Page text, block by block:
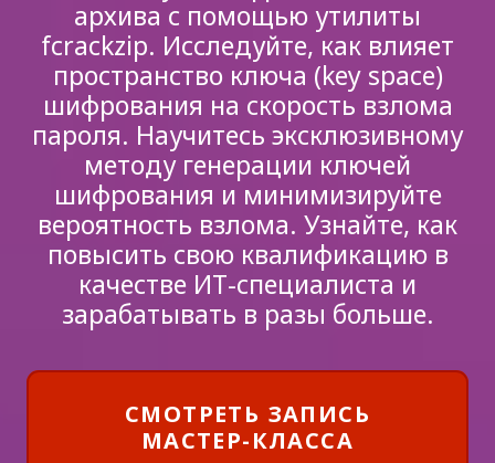
архива с помощью утилиты
fcrackzip. Исследуйте, как влияет
пространство ключа (key space)
шифрования на скорость взлома
пароля. Научитесь эксклюзивному
методу генерации ключей
шифрования и минимизируйте
вероятность взлома. Узнайте, как
повысить свою квалификацию в
качестве ИТ-специалиста и
зарабатывать в разы больше.
СМОТРЕТЬ ЗАПИСЬ
МАСТЕР-КЛАССА